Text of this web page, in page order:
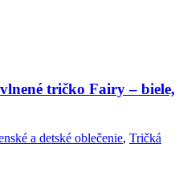
tričko Fairy – biele,
a detské oblečenie, Tričká